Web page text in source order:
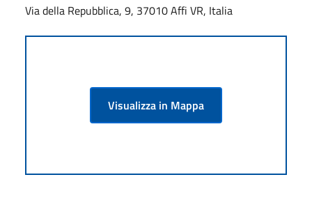
Via della Repubblica, 9, 37010 Affi VR, Italia
Visualizza in Mappa